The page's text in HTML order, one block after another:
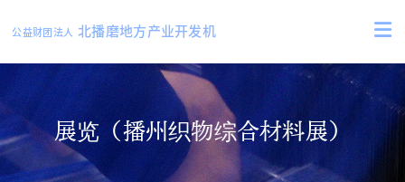
公益财团法人 北播磨地方产业开发机
展览（播州织物综合材料展）